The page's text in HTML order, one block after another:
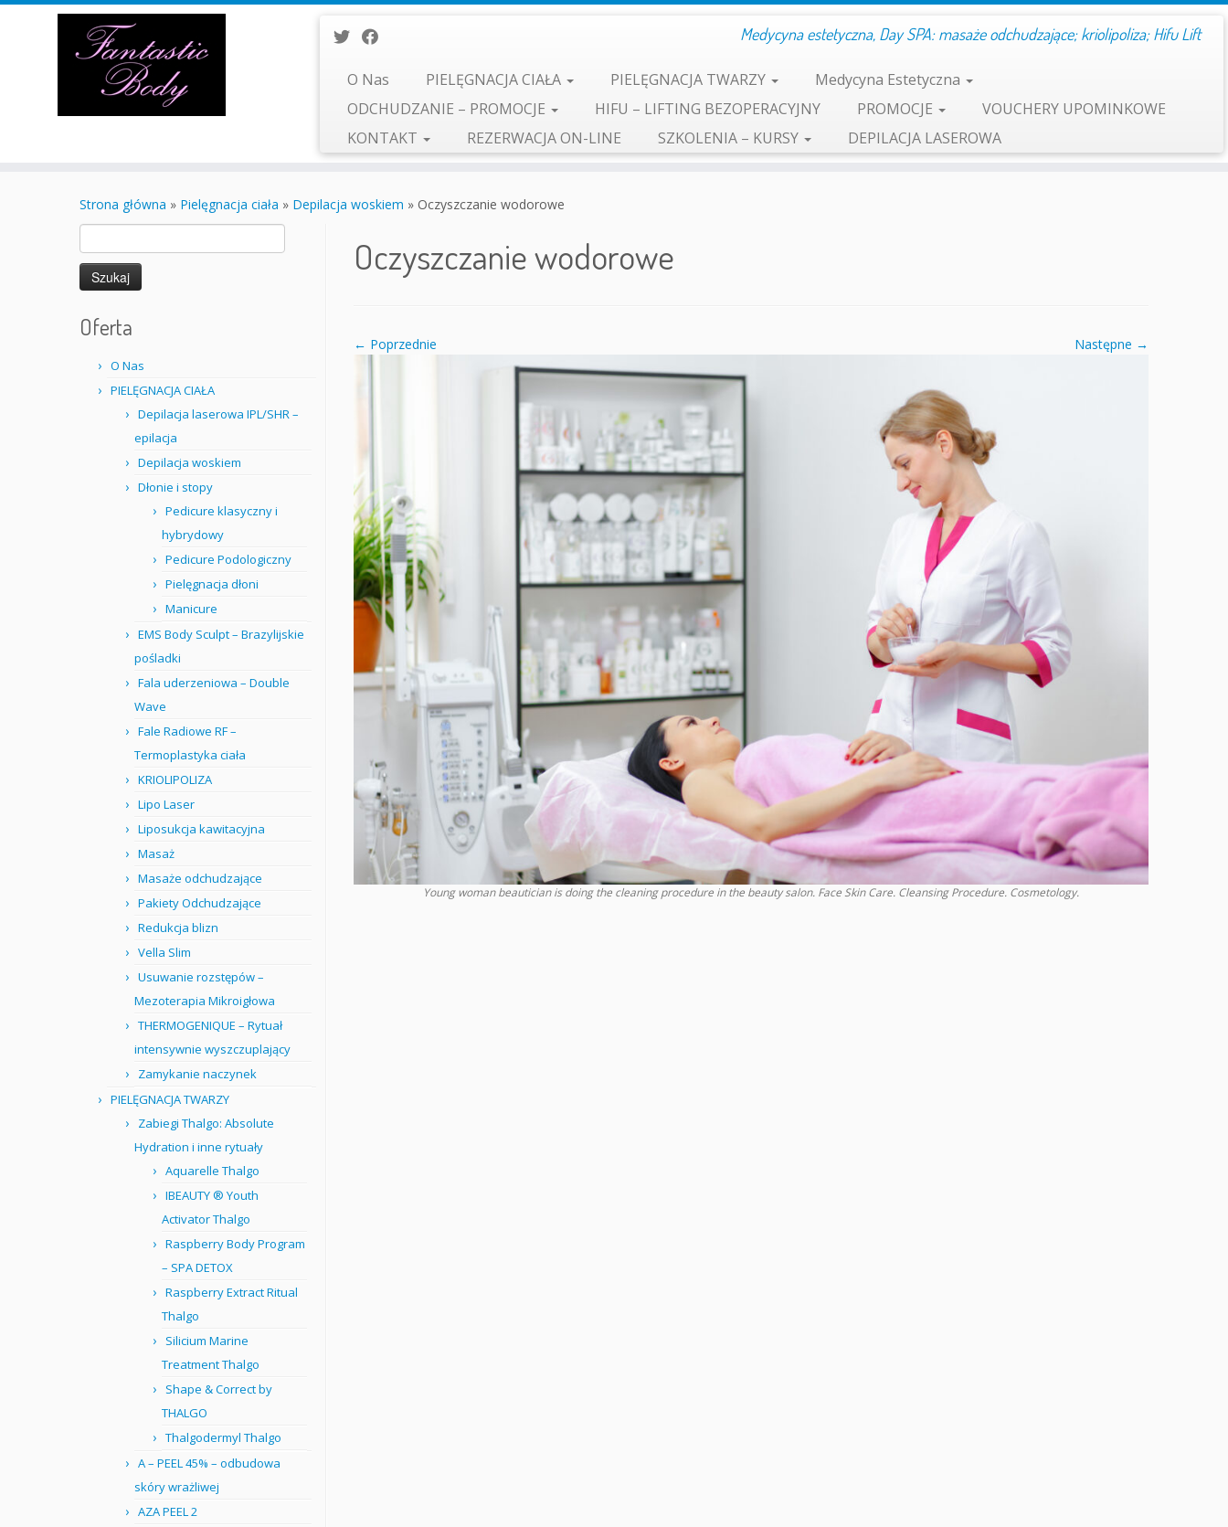
Medycyna estetyczna, Day SPA: masaże odchudzające; kriolipoliza; Hifu Lift
O Nas PIELĘGNACJA CIAŁA PIELĘGNACJA TWARZY
Medycyna Estetyczna
ODCHUDZANIE – PROMOCJE
HIFU – LIFTING BEZOPERACYJNY PROMOCJE
VOUCHERY UPOMINKOWE
KONTAKT
REZERWACJA ON-LINE SZKOLENIA – KURSY DEPILACJA LASEROWA
Strona główna » Pielęgnacja ciała » Depilacja woskiem » Oczyszczanie wodorowe
Oferta
O Nas
PIELĘGNACJA CIAŁA
Depilacja laserowa IPL/SHR –
epilacja
Depilacja woskiem
Dłonie i stopy
Pedicure klasyczny i
hybrydowy
Pedicure Podologiczny
Pielęgnacja dłoni
Manicure
EMS Body Sculpt – Brazylijskie
pośladki
Fala uderzeniowa – Double
Wave
Fale Radiowe RF –
Termoplastyka ciała
KRIOLIPOLIZA
Lipo Laser
Liposukcja kawitacyjna
Masaż
Masaże odchudzające
Pakiety Odchudzające
Redukcja blizn
Vella Slim
Usuwanie rozstępów –
Mezoterapia Mikroigłowa
THERMOGENIQUE – Rytuał
intensywnie wyszczuplający
Zamykanie naczynek
PIELĘGNACJA TWARZY
Zabiegi Thalgo: Absolute
Hydration i inne rytuały
Aquarelle Thalgo
IBEAUTY ® Youth
Activator Thalgo
Raspberry Body Program
– SPA DETOX
Raspberry Extract Ritual
Thalgo
Silicium Marine
Treatment Thalgo
Shape & Correct by
THALGO
Thalgodermyl Thalgo
A – PEEL 45% – odbudowa
skóry wrażliwej
AZA PEEL 2
Oczyszczanie wodorowe
← Poprzednie Następne →
Young woman beautician is doing the cleaning procedure in the beauty salon. Face Skin Care. Cleansing Procedure. Cosmetology.